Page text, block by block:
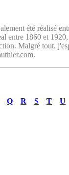
été réalisé
entre 1860 et
Malgré tout,
.
Q R S T U